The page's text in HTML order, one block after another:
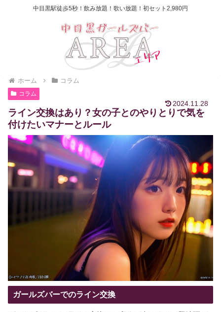
中目黒駅徒歩5秒！飲み放題！歌い放題！初セット2,980円
ホーム コラム
コラム
2024.11.28
ライン交換はあり？女の子とのやりとりで気を
付けたいマナーとルール
ガールズバーでのライン交換